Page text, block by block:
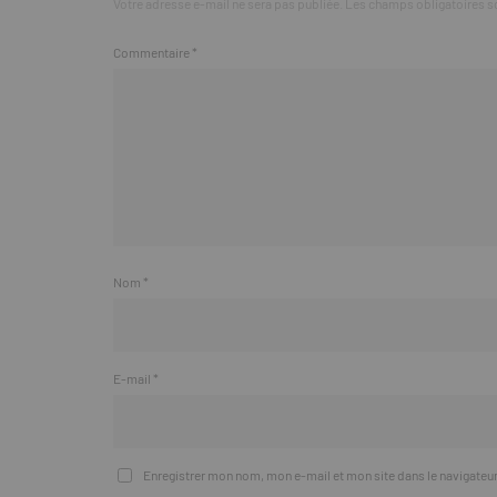
Commentaire *
Nom *
E-mail *
Enregistrer mon nom, mon e-mail et mon site dans le